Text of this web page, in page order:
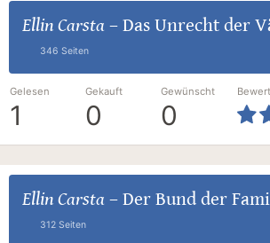
Ellin Carsta – Das Unrecht der
346 Seiten
Gelesen
1
Gekauft
0
Gewünscht
0
Ellin Carsta – Der Bund der
312 Seiten